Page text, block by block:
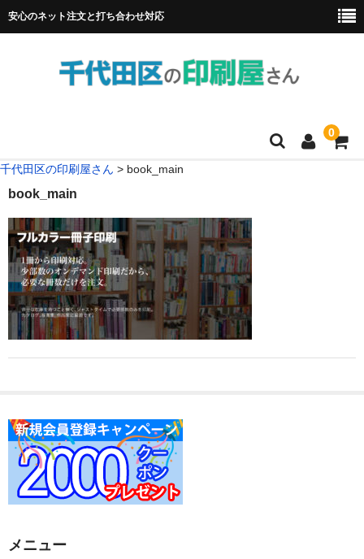
安心のネット注文と打ち合わせ対応
0
フルカラー冊子印刷
チラシ
名刺
リーフレット
お問い合わせ
千代田区の印刷屋さん > book_main
book_main
メニュー